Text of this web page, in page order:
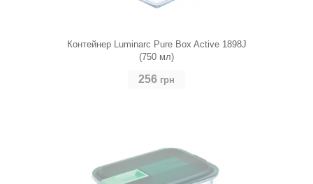
Контейнер Luminarc Pure Box Active 1898J
(750 мл)
256 грн